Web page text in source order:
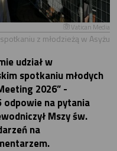
Vatican Media
z młodzieżą w Asyżu
udział w
spotkaniu młodych
2026” -
odpowie na pytania
Mszy św.
na